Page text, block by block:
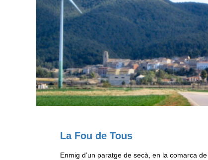
La Fou de Tous
Enmig d’un paratge de secà, en la comarca